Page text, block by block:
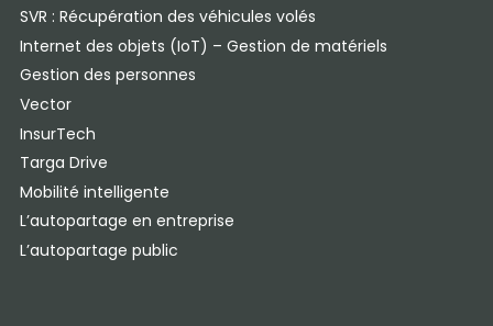
SVR : Récupération des véhicules volés
Internet des objets (IoT) – Gestion de matériels
Gestion des personnes
Vector
InsurTech
Targa Drive
Mobilité intelligente
L’autopartage en entreprise
L’autopartage public